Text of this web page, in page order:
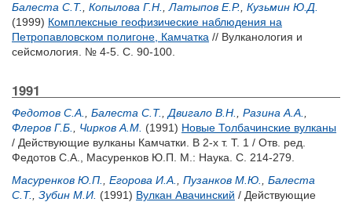
Балеста С.Т. Копылова Г.Н. Латыпов Е.Р. Кузьмин Ю.Д.
(1999) Комплексные геофизические наблюдения на
Петропавловском полигоне, Камчатка // Вулканология и
сейсмология. № 4-5. С. 90-100.
1991
Федотов С.А. Балеста С.Т. Двигало В.Н. Разина А.А.
Флеров Г.Б.
Чирков А.М. (1991) Новые Толбачинские вулканы
/ Действующие вулканы Камчатки. В 2-х т. Т. 1 / Отв. ред.
Федотов С.А.
Масуренков Ю.П.
М.: Наука. С. 214-279.
Масуренков Ю.П.
Егорова И.А. Пузанков М.Ю.
Балеста
С.Т.
Зубин М.И. (1991) Вулкан Авачинский / Действующие